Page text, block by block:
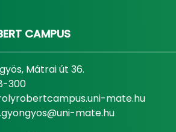
CAMPUS
Mátrai út 36.
300
mate.hu
mate.hu